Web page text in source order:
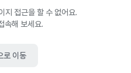
지 접근을 할 수 없어요.
속해 보세요.
로 이동